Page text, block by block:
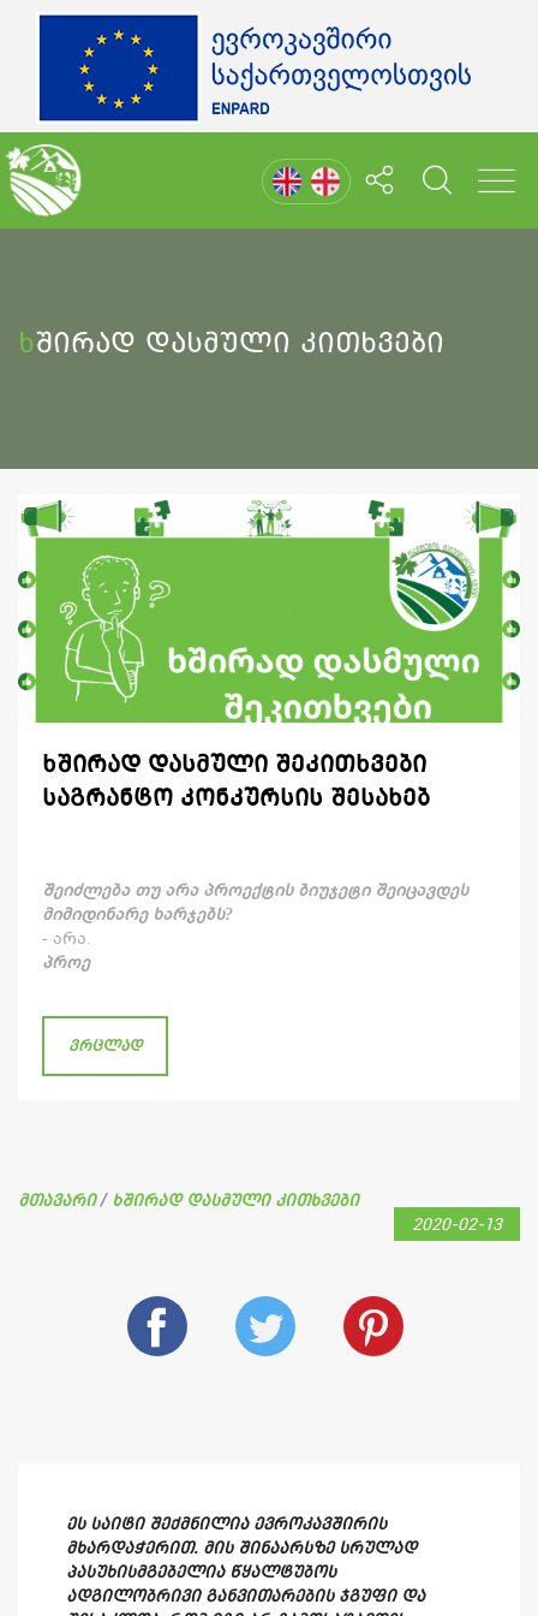
Ხშირად Დასმული Კითხვები
ხშირად დასმული შეკითხვები
საგრანტო კონკურსის შესახებ
შეიძლება თუ არა პროექტის ბიუჯეტი შეიცავდეს
მიმიდინარე ხარჯებს?
- არა.
პროე
ვრცლად
მთავარი / ხშირად დასმული კითხვები
2020-02-13
ეს საიტი შექმნილია ევროკავშირის
მხარდაჭერით. მის შინაარსზე სრულად
პასუხისმგებელია წყალტუბოს
ადგილობრივი განვითარების ჯგუფი და